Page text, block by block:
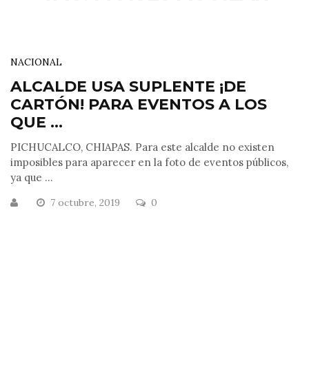
NACIONAL
ALCALDE USA SUPLENTE ¡DE
CARTÓN! PARA EVENTOS A LOS
QUE ...
PICHUCALCO, CHIAPAS. Para este alcalde no existen
imposibles para aparecer en la foto de eventos públicos,
ya que ...
7 octubre, 2019 0